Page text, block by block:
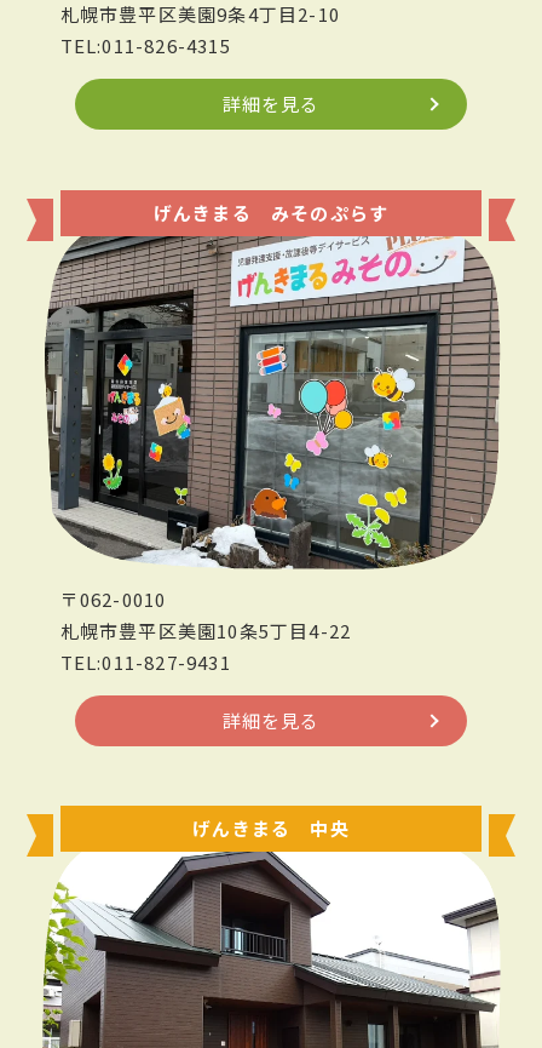
札幌市豊平区美園9条4丁目2-10
TEL:011-826-4315
詳細を見る
げんきまる みそのぷらす
〒062-0010
札幌市豊平区美園10条5丁目4-22
TEL:011-827-9431
詳細を見る
げんきまる 中央